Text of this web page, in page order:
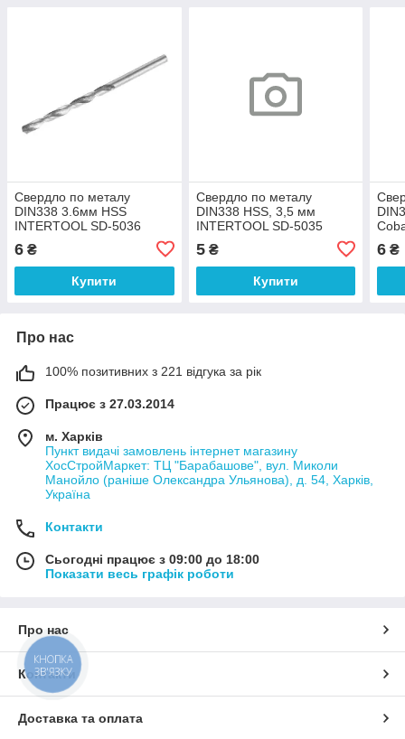
Свердло по металу
DIN338 3.6мм HSS
INTERTOOL SD-5036
6 ₴
Купити
Свердло по металу
DIN338 HSS, 3,5 мм
INTERTOOL SD-5035
5₴
Купити
6 ₴
Про нас
100% позитивних з 221 відгука за рік
Працює з 27.03.2014
м. Харків
Пункт видачі замовлень інтернет магазину
ХосСтройМаркет: ТЦ "Барабашове", вул. Миколи
Манойло (раніше Олександра Ульянова), д. 54, Харків,
Україна
Контакти
Сьогодні працює з 09:00 до 18:00
Показати весь графік роботи
Про нас
Контакти
Доставка та оплата
КНОПКА
ЗВ'ЯЗКУ